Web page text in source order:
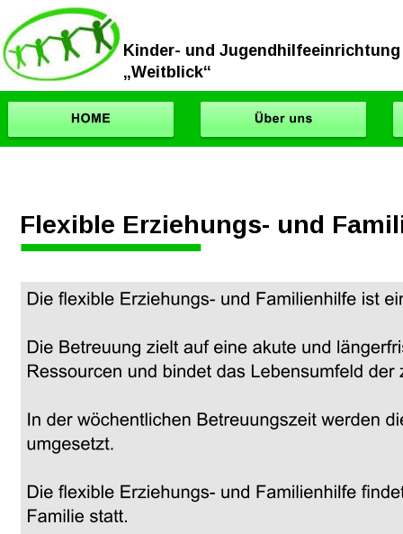
Kinder- und Jugendhilfeeinrichtung
„Weitblick“
Flexible Erziehungs- und